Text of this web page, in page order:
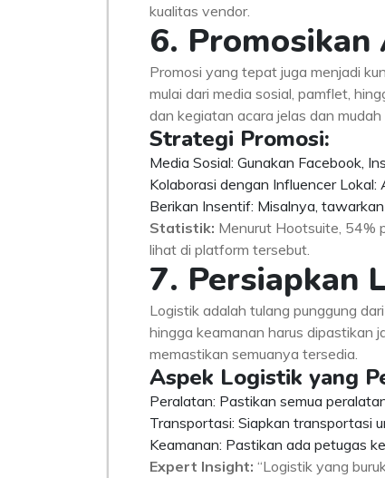
kualitas vendor.
6.
Promosi yang tepat juga menjadi
mulai dari media sosial, pamflet,
dan kegiatan acara jelas dan mudah
Strategi Promosi:
Media Sosial: Gunakan Facebook,
Kolaborasi dengan Influencer
Berikan Insentif: Misalnya,
Statistik: Menurut Hootsuite, 54%
lihat di platform tersebut.
7. Persiapkan
Logistik adalah tulang punggung
hingga keamanan harus dipastikan
memastikan semuanya tersedia.
Aspek Logistik yang
Peralatan: Pastikan semua
Transportasi: Siapkan transportasi
Keamanan: Pastikan ada petugas
Expert Insight: “Logistik yang